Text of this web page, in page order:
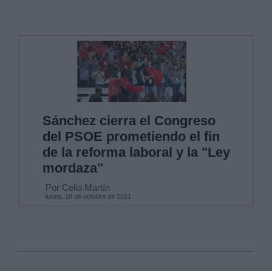
Sánchez cierra el Congreso
del PSOE prometiendo el fin
de la reforma laboral y la "Ley
mordaza"
Por Celia Martín
lunes, 18 de octubre de 2021